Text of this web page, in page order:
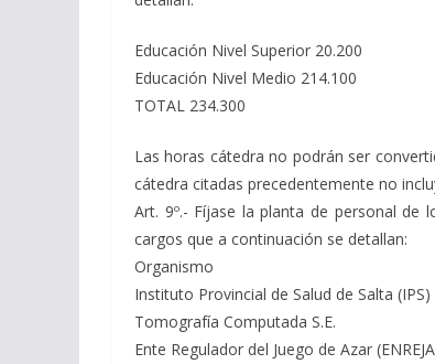
Educación Nivel Superior 20.200
Educación Nivel Medio 214.100
TOTAL 234.300
Las horas cátedra no podrán ser
cátedra citadas precedentemente no
Art. 9º.- Fíjase la planta de personal de
cargos que a continuación se detallan:
Organismo
Instituto Provincial de Salud
Tomografía
Ente Regulador del Juego de